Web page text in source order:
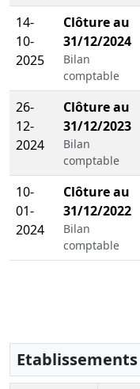
aux comptes
KMPG SA
SIREN :
775726417
Fonction :
aux comptes titulaire
14-
10-
2025
Clôture au
31/12/2024
Bilan
comptable
26-
12-
2024
Clôture au
31/12/2023
Bilan
comptable
10-
01-
2024
Clôture au
31/12/2022
Bilan
comptable
Etablissements